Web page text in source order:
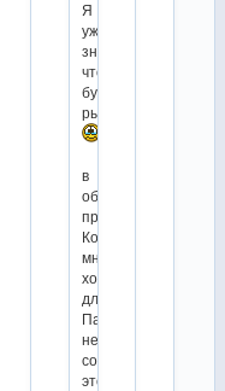
Я
уже
знаю,
что
буду
рыдать.
в
обеих
программах.
Конечно,
мне
хотелось
для
Патрика
не
совсем
этого.